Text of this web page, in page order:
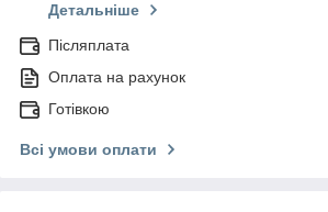
Детальніше
Післяплата
Оплата на рахунок
Готівкою
Всі умови оплати